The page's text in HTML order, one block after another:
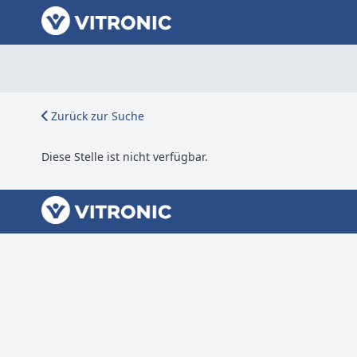
Zurück zur Suche
Diese Stelle ist nicht verfügbar.